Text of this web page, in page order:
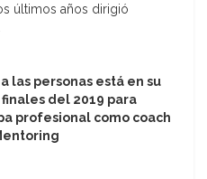
últimos años dirigió
las personas está en su
finales del 2019 para
profesional como coach